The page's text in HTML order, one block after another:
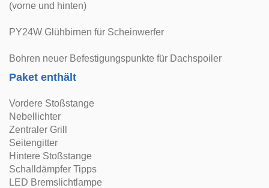
(vorne und hinten)
PY24W Glühbirnen für Scheinwerfer
Bohren neuer Befestigungspunkte für Dachspoiler
Paket enthält
Vordere Stoßstange
Nebellichter
Zentraler Grill
Seitengitter
Hintere Stoßstange
Schalldämpfer Tipps
LED Bremslichtlampe